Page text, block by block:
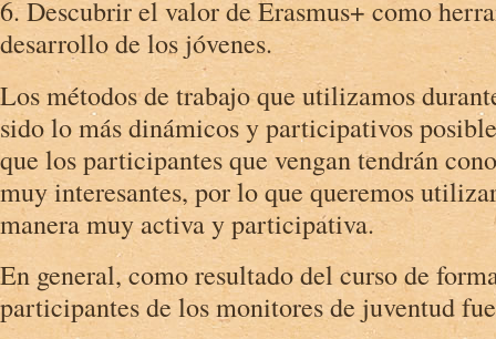
6. Descubrir el valor de Erasmus+ como
desarrollo de los jóvenes.
Los métodos de trabajo que utilizamos
sido lo más dinámicos y participativos
que los participantes que vengan tendrán
muy interesantes, por lo que queremos
manera muy activa y participativa.
En general, como resultado del curso de
participantes de los monitores de juventud